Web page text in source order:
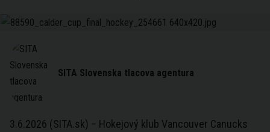
SITA Slovenska tlacova agentura
3.6.2026 (SITA.sk) – Hokejový klub Vancouver Canucks